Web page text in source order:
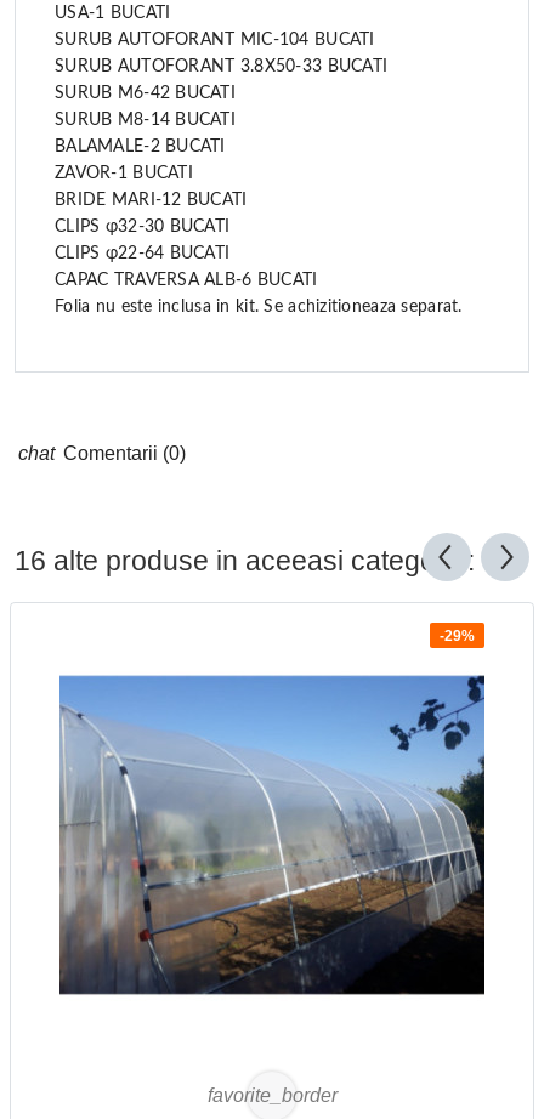
USA-1 BUCATI
SURUB AUTOFORANT MIC-104 BUCATI
SURUB AUTOFORANT 3.8X50-33 BUCATI
SURUB M6-42 BUCATI
SURUB M8-14 BUCATI
BALAMALE-2 BUCATI
ZAVOR-1 BUCATI
BRIDE MARI-12 BUCATI
CLIPS φ32-30 BUCATI
CLIPS φ22-64 BUCATI
CAPAC TRAVERSA ALB-6 BUCATI
Folia nu este inclusa in kit. Se achizitioneaza separat.
Comentarii (0)
16 alte produse in aceeasi categorie:
-29%
favorite_border